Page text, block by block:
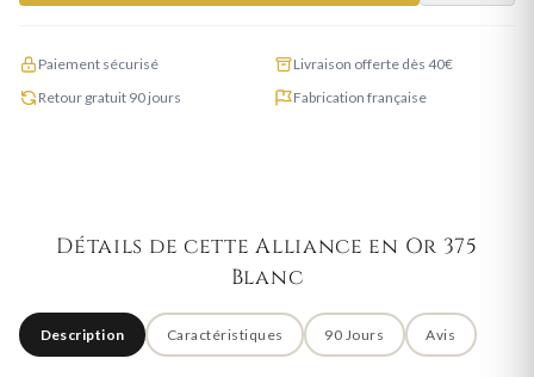
Paiement sécurisé
Livraison offerte dès 40€
Retour gratuit 90 jours
Fabrication française
Détails de cette Alliance en Or 375
Blanc
Description Caractéristiques 90 Jours Avis